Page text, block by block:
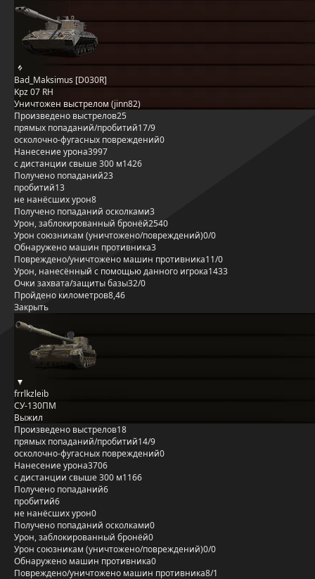
Bad_Maksimus [D030R]
Kpz 07 RH
Уничтожен выстрелом (jinn82)
Произведено выстрелов25
прямых попаданий/пробитий17/9
осколочно-фугасных повреждений0
Нанесение урона3997
с дистанции свыше 300 м1426
Получено попаданий23
пробитий13
не нанёсших урон8
Получено попаданий осколками3
Урон, заблокированный бронёй2540
Урон союзникам (уничтожено/повреждений)0/0
Обнаружено машин противника3
Повреждено/уничтожено машин противника11/0
Урон, нанесённый с помощью данного игрока1433
Очки захвата/защиты базы32/0
Пройдено километров8,46
Закрыть
frrlkzleib
СУ-130ПМ
Выжил
Произведено выстрелов18
прямых попаданий/пробитий14/9
осколочно-фугасных повреждений0
Нанесение урона3706
с дистанции свыше 300 м1166
Получено попаданий6
пробитий6
не нанёсших урон0
Получено попаданий осколками0
Урон, заблокированный бронёй0
Урон союзникам (уничтожено/повреждений)0/0
Обнаружено машин противника0
Повреждено/уничтожено машин противника8/1